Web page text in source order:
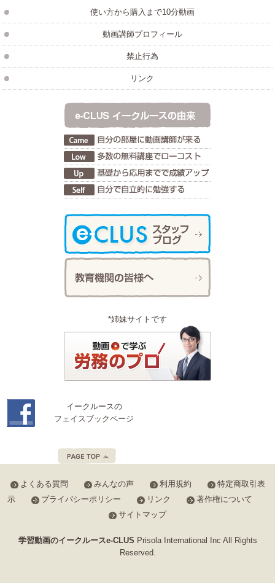
使い方から購入まで10分動画
動画講師プロフィール
禁止行為
リンク
*姉妹サイトです
イークルースの
フェイスブックページ
よくある質問 みんなの声 利用規約
特定商取引表
示
プライバシーポリシー リンク
著作権について
サイトマップ
学習動画のイークルースe-CLUS Prisola International Inc All Rights
Reserved.